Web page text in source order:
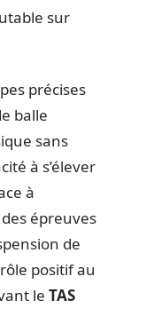
sur
précises
balle
sans
à s’élever
à
épreuves
de
positif au
le TAS